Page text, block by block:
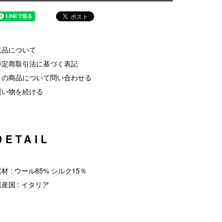
について
定商取引法に基づく表記
商品について問い合わせる
物を続ける
: ウール85% シルク15％
国 : イタリア